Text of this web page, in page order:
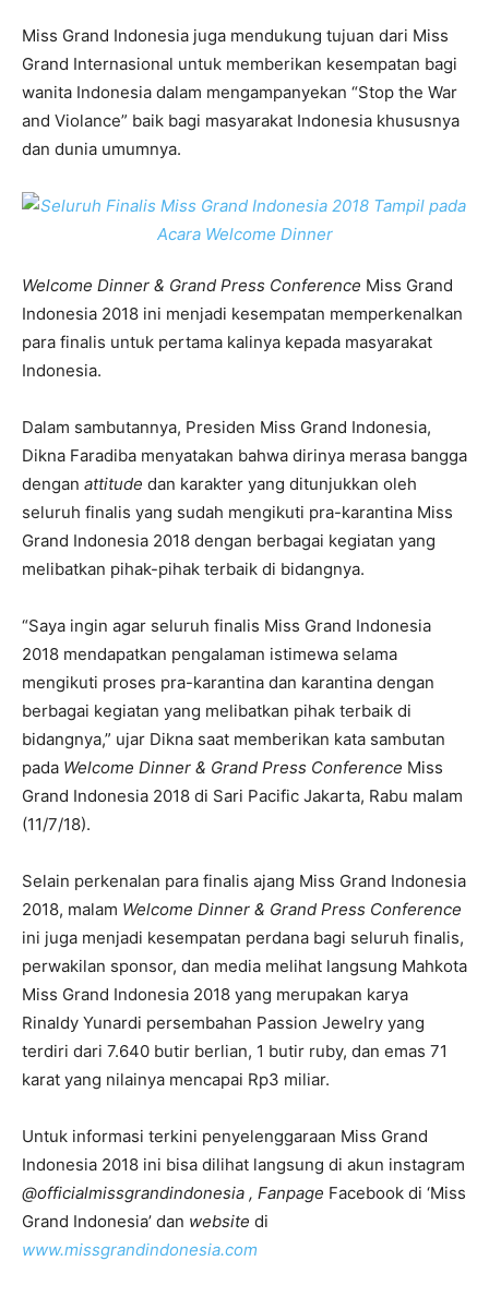
Miss Grand Indonesia juga mendukung tujuan dari Miss
Grand Internasional untuk memberikan kesempatan bagi
wanita Indonesia dalam mengampanyekan “Stop the War
and Violance” baik bagi masyarakat Indonesia khususnya
dan dunia umumnya.
Welcome Dinner & Grand Press Conference Miss Grand
Indonesia 2018 ini menjadi kesempatan memperkenalkan
para finalis untuk pertama kalinya kepada masyarakat
Indonesia.
Dalam sambutannya, Presiden Miss Grand Indonesia,
Dikna Faradiba menyatakan bahwa dirinya merasa bangga
dengan attitude dan karakter yang ditunjukkan oleh
seluruh finalis yang sudah mengikuti pra-karantina Miss
Grand Indonesia 2018 dengan berbagai kegiatan yang
melibatkan pihak-pihak terbaik di bidangnya.
“Saya ingin agar seluruh finalis Miss Grand Indonesia
2018 mendapatkan pengalaman istimewa selama
mengikuti proses pra-karantina dan karantina dengan
berbagai kegiatan yang melibatkan pihak terbaik di
bidangnya,” ujar Dikna saat memberikan kata sambutan
pada Welcome Dinner & Grand Press Conference Miss
Grand Indonesia 2018 di Sari Pacific Jakarta, Rabu malam
(11/7/18).
Selain perkenalan para finalis ajang Miss Grand Indonesia
2018, malam Welcome Dinner & Grand Press Conference
ini juga menjadi kesempatan perdana bagi seluruh finalis,
perwakilan sponsor, dan media melihat langsung Mahkota
Miss Grand Indonesia 2018 yang merupakan karya
Rinaldy Yunardi persembahan Passion Jewelry yang
terdiri dari 7.640 butir berlian, 1 butir ruby, dan emas 71
karat yang nilainya mencapai Rp3 miliar.
Untuk informasi terkini penyelenggaraan Miss Grand
Indonesia 2018 ini bisa dilihat langsung di akun instagram
@officialmissgrandindonesia , Fanpage Facebook di ‘Miss
Grand Indonesia’ dan website di
www.missgrandindonesia.com